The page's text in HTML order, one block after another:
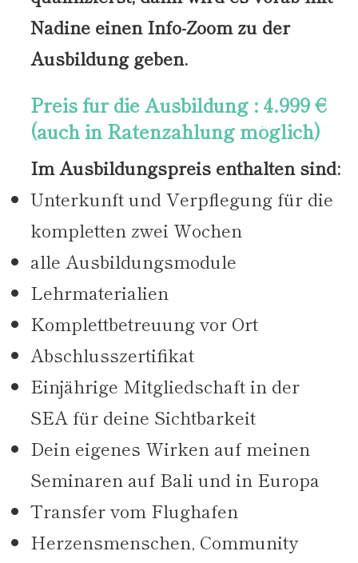
Nadine einen Info-Zoom zu der
Ausbildung geben.
Preis für die Ausbildung : 4.999 €
(auch in Ratenzahlung möglich)
Im Ausbildungspreis enthalten sind:
Unterkunft und Verpflegung für die
kompletten zwei Wochen
alle Ausbildungsmodule
Lehrmaterialien
Komplettbetreuung vor Ort
Abschlusszertifikat
Einjährige Mitgliedschaft in der
SEA für deine Sichtbarkeit
Dein eigenes Wirken auf meinen
Seminaren auf Bali und in Europa
Transfer vom Flughafen
Herzensmenschen, Community